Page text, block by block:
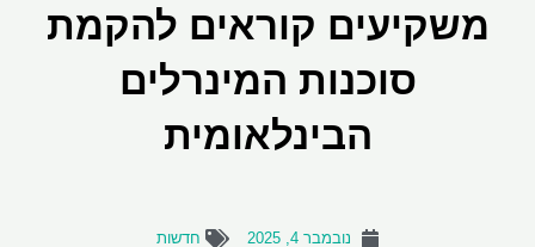
משקיעים קוראים להקמת
סוכנות המינרלים
הבינלאומית
נובמבר 4, 2025 חדשות